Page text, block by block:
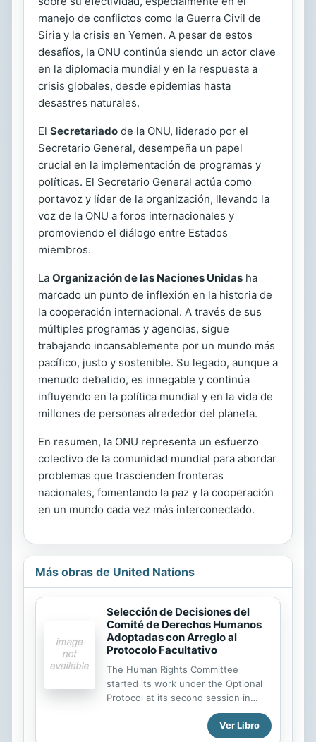
manejo de conflictos como la Guerra Civil de
Siria y la crisis en Yemen. A pesar de estos
desafíos, la ONU continúa siendo un actor clave
en la diplomacia mundial y en la respuesta a
crisis globales, desde epidemias hasta
desastres naturales.
El Secretariado de la ONU, liderado por el
Secretario General, desempeña un papel
crucial en la implementación de programas y
políticas. El Secretario General actúa como
portavoz y líder de la organización, llevando la
voz de la ONU a foros internacionales y
promoviendo el diálogo entre Estados
miembros.
La Organización de las Naciones Unidas ha
marcado un punto de inflexión en la historia de
la cooperación internacional. A través de sus
múltiples programas y agencias, sigue
trabajando incansablemente por un mundo más
pacífico, justo y sostenible. Su legado, aunque a
menudo debatido, es innegable y continúa
influyendo en la política mundial y en la vida de
millones de personas alrededor del planeta.
En resumen, la ONU representa un esfuerzo
colectivo de la comunidad mundial para abordar
problemas que trascienden fronteras
nacionales, fomentando la paz y la cooperación
en un mundo cada vez más interconectado.
Más obras de United Nations
Selección de Decisiones del
Comité de Derechos Humanos
Adoptadas con Arreglo al
Protocolo Facultativo
The Human Rights Committee
started its work under the Optional
Protocol at its second session in
1977. From then until its seventy-
fourth session in 2002, 1069Ver Libro